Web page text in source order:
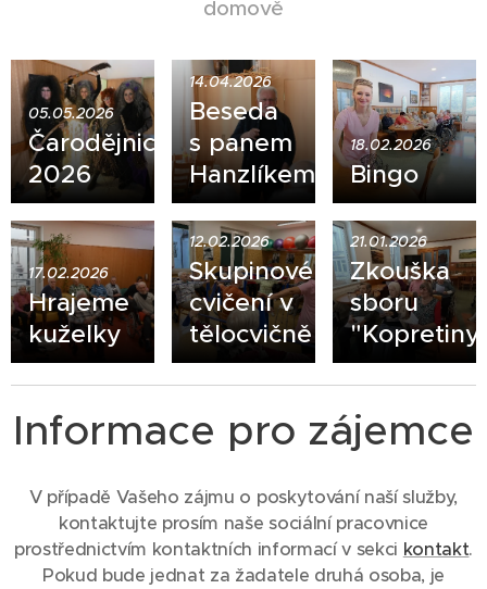
domově
05.05.2026
Čarodějnice
2026
14.04.2026
Beseda
s panem
Hanzlíkem
18.02.2026
Bingo
17.02.2026
Hrajeme
kuželky
12.02.2026
Skupinové
cvičení v
tělocvičně
21.01.2026
Zkouška
sboru
Informace pro zájemce
V případě Vašeho zájmu o poskytování naší služby,
kontaktujte prosím naše sociální pracovnice
prostřednictvím kontaktních informací v sekci kontakt.
Pokud bude jednat za žadatele druhá osoba, je